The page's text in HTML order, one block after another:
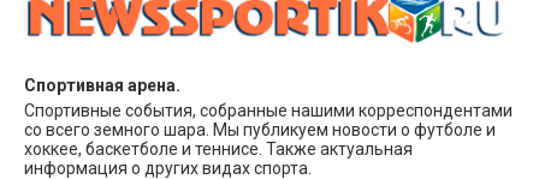
Спортивная арена.
Спортивные события, собранные нашими корреспондентами
со всего земного шара. Мы публикуем новости о футболе и
хоккее, баскетболе и теннисе. Также актуальная
информация о других видах спорта.